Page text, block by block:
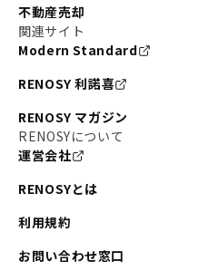
不動産売却
関連サイト
Modern Standard
RENOSY 利諾喜
RENOSY マガジン
RENOSYについて
運営会社
RENOSYとは
利用規約
お問い合わせ窓口